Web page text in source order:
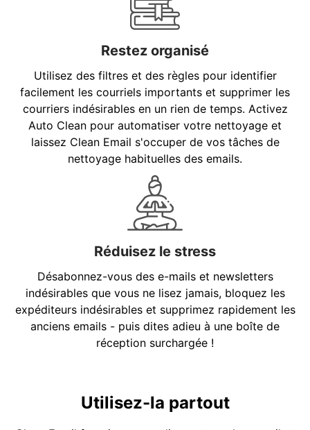
Restez organisé
Utilisez des filtres et des règles pour identifier
facilement les courriels importants et supprimer les
courriers indésirables en un rien de temps. Activez
Auto Clean pour automatiser votre nettoyage et
laissez Clean Email s'occuper de vos tâches de
nettoyage habituelles des emails.
Réduisez le stress
Désabonnez-vous des e-mails et newsletters
indésirables que vous ne lisez jamais, bloquez les
expéditeurs indésirables et supprimez rapidement les
anciens emails - puis dites adieu à une boîte de
réception surchargée !
Utilisez-la partout